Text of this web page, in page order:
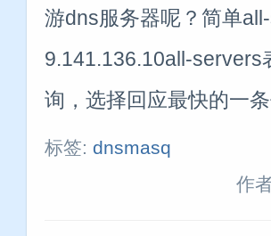
游dns服务器呢？简单
9.141.136.10all-servers
询，选择回应最快的一
标签: dnsmasq
作